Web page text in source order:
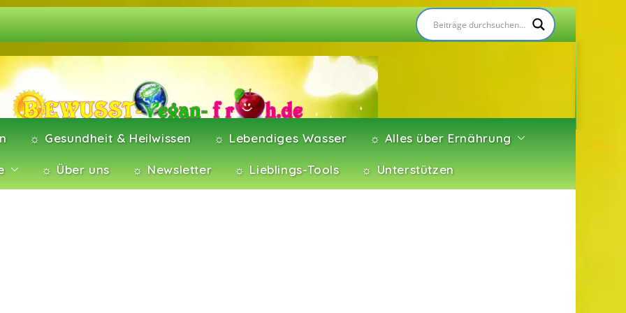
☼ Gesundheit & Heilwissen ☼ Lebendiges Wasser ☼ Alles über Ernährung
☼ Über uns ☼ Newsletter ☼ Lieblings-Tools ☼ Unterstützen